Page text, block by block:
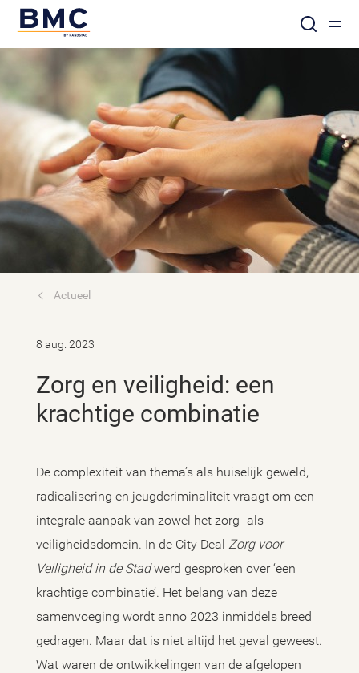
Actueel
8 aug. 2023
Zorg en veiligheid: een
krachtige combinatie
De complexiteit van thema’s als huiselijk geweld,
radicalisering en jeugdcriminaliteit vraagt om een
integrale aanpak van zowel het zorg- als
veiligheidsdomein. In de City Deal Zorg voor
Veiligheid in de Stadwerd gesproken over ‘een
krachtige combinatie’. Het belang van deze
samenvoeging wordt anno 2023 inmiddels breed
gedragen. Maar dat is niet altijd het geval geweest.
Wat waren de ontwikkelingen van de afgelopen